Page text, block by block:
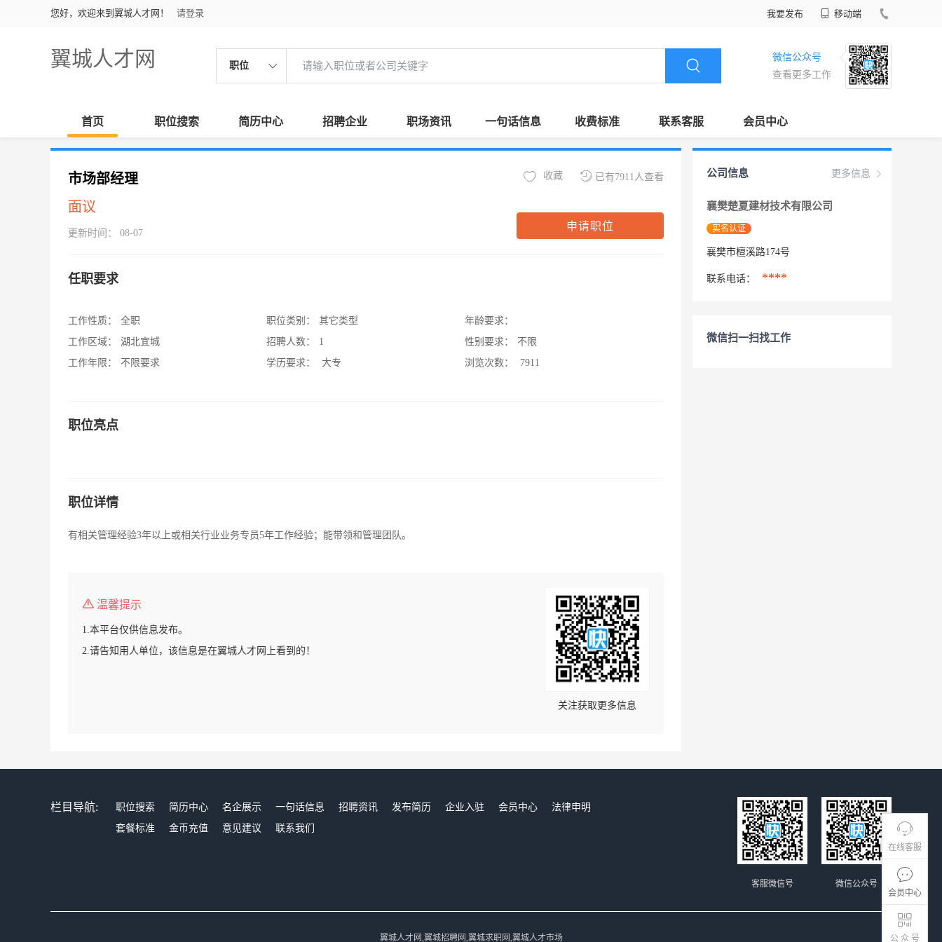
您好，欢迎来到翼城人才网！ 请登录 我要发布 移动端
翼城人才网 职位
微信公众号
查看更多工作
首页 职位搜索 简历中心 招聘企业 职场资讯 一句话信息 收费标准 联系客服 会员中心
在线客服
会员中心
公 众 号
市场部经理
面议
更新时间： 08-07
已有7911人查看
收藏
申请职位
任职要求
工作性质：
全职
工作区域：
湖北宜城
工作年限：
不限要求
职位类别：
其它类型
招聘人数：
1
学历要求：
大专
年龄要求：
性别要求：
不限
浏览次数：
7911
职位亮点
职位详情
有相关管理经验3年以上或相关行业业务专员5年工作经验；能带领和管理团队。
温馨提示
1.本平台仅供信息发布。
2.请告知用人单位，该信息是在翼城人才网上看到的！
关注获取更多信息
更多信息
公司信息
襄樊楚夏建材技术有限公司
实名认证
襄樊市檀溪路174号
联系电话： ****
微信扫一扫找工作
栏目导航: 职位搜索 简历中心 名企展示 一句话信息 招聘资讯 发布简历 企业入驻 会员中心
法律申明
套餐标准
金币充值 意见建议 联系我们
微信公众号
客服微信号
翼城人才网,翼城招聘网,翼城求职网,翼城人才市场